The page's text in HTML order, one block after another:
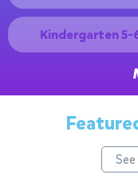
Kindergarten 5-